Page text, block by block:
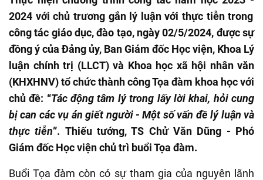
2024 với chủ trương gắn lý luận với thực tiễn trong
công tác giáo dục, đào tạo, ngày02/5/2024, được sự
đồng ý của Đảng ủy, Ban Giám đốc Học viện, Khoa Lý
luận chính trị (LLCT) và Khoa học xã hội nhân văn
(KHXHNV)tổ chức thành công Tọa đàm khoa học với
chủ đề: “Tác động tâm lý trong lấy lời khai, hỏi cung
bị can các vụ án giết người- Một số vấn đề lý luận và
thực tiễn”. Thiếu tướng, TS Chử Văn Dũng - Phó
Giám đốc Học viện chủ trì buổi Tọa đàm.
Buổi Tọa đàm còn có sự tham gia của nguyên lãnh